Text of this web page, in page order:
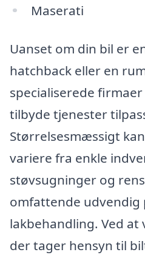
Maserati
Uanset om din bil er
hatchback eller en
specialiserede
tilbyde tjenester
Størrelsesmæssigt
variere fra enkle
støvsugninger og
omfattende udvendig
lakbehandling. Ved at
der tager hensyn til